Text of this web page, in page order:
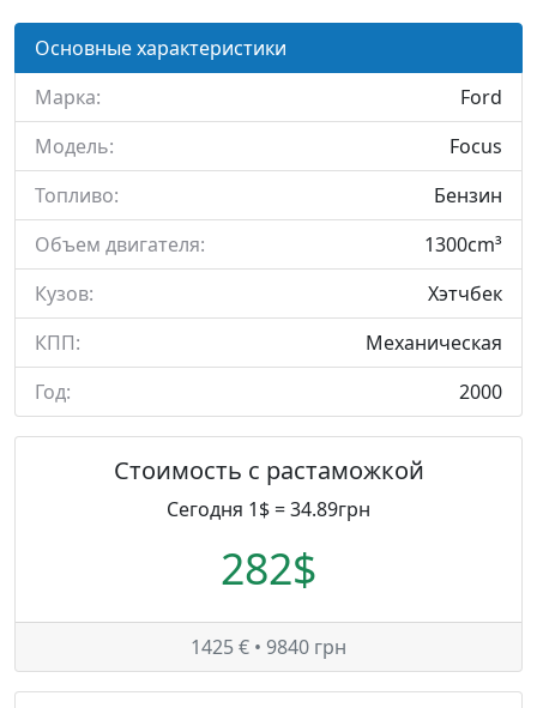
Основные характеристики
Марка:
Ford
Модель:
Focus
Топливо:
Бензин
Объем двигателя:
1300cm³
Кузов:
Хэтчбек
КПП:
Механическая
Год:
2000
Стоимость с растаможкой
Сегодня 1$ = 34.89грн
282$
1425 € • 9840 грн